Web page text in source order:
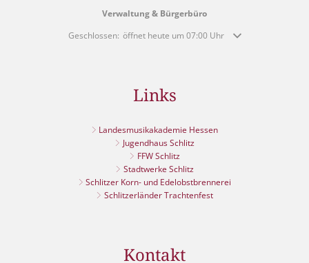
Verwaltung & Bürgerbüro
Klicken, um weitere Öffnungs- oder Schließzeiten
Geschlossen: öffnet heute um 07:00 Uhr
Links
Landesmusikakademie Hessen
Jugendhaus Schlitz
FFW Schlitz
Stadtwerke Schlitz
Schlitzer Korn- und Edelobstbrennerei
Schlitzerländer Trachtenfest
Kontakt